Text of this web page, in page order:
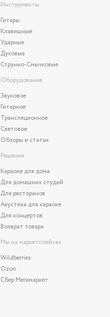
Инструменты
Гитары
Клавишные
Ударные
Духовые
Струнно-Смычковые
Оборудование
Звуковое
Гитарное
Трансляционное
Световое
Обзоры и статьи
Решения
Караоке для дома
Для домашних студий
Для ресторанов
Акустика для караоке
Для концертов
Возврат товара
Мы на маркетплейсах
Wildberries
Ozon
Сбер Мегамаркет